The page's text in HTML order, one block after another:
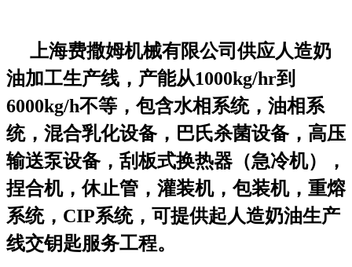
上海费撒姆机械有限公司供应人造奶
油加工生产线，产能从1000kg/hr到
6000kg/h不等，包含水相系统，油相系
统，混合乳化设备，巴氏杀菌设备，高压
输送泵设备，刮板式换热器（急冷机），
捏合机，休止管，灌装机，包装机，重熔
系统，CIP系统，可提供起人造奶油生产
线交钥匙服务工程。